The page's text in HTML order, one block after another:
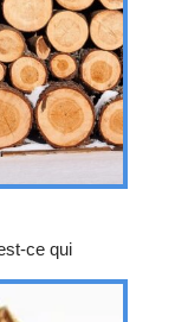
ce qui